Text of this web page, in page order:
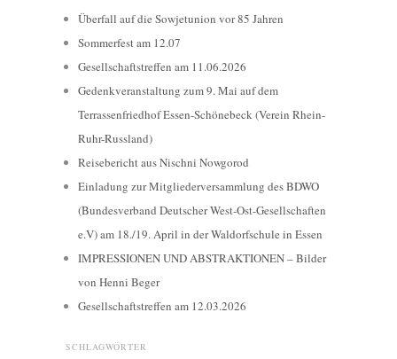
Überfall auf die Sowjetunion vor 85 Jahren
Sommerfest am 12.07
Gesellschaftstreffen am 11.06.2026
Gedenkveranstaltung zum 9. Mai auf dem
Terrassenfriedhof Essen-Schönebeck (Verein Rhein-
Ruhr-Russland)
Reisebericht aus Nischni Nowgorod
Einladung zur Mitgliederversammlung des BDWO
(Bundesverband Deutscher West-Ost-Gesellschaften
e.V) am 18./19. April in der Waldorfschule in Essen
IMPRESSIONEN UND ABSTRAKTIONEN – Bilder
von Henni Beger
Gesellschaftstreffen am 12.03.2026
SCHLAGWÖRTER